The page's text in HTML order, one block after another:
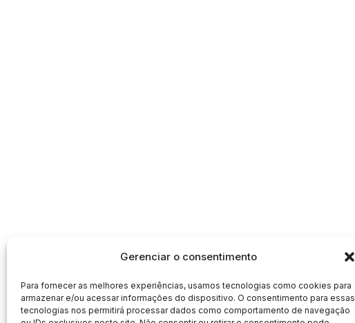
Gerenciar o consentimento
Para fornecer as melhores experiências, usamos tecnologias como cookies para
armazenar e/ou acessar informações do dispositivo. O consentimento para essas
tecnologias nos permitirá processar dados como comportamento de navegação